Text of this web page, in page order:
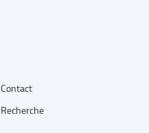
Contact
Recherche